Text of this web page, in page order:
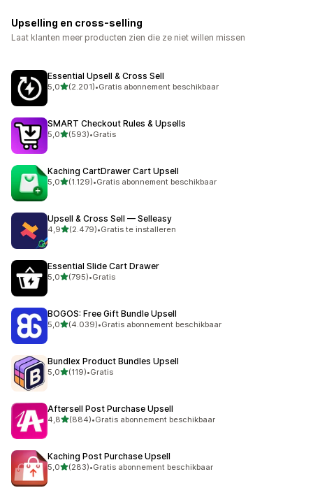
Upselling en cross-selling
Laat klanten meer producten zien die ze niet willen missen
Essential Upsell & Cross Sell
5,0van 5 sterren
(2.201)
2201 recensies in totaal
•Gratis abonnement beschikbaar
SMART Checkout Rules & Upsells
5,0van 5 sterren
(593)
593 recensies in totaal
•Gratis
Kaching CartDrawer Cart Upsell
5,0van 5 sterren
(1.129)
1129 recensies in totaal
•Gratis abonnement beschikbaar
Upsell & Cross Sell — Selleasy
4,9van 5 sterren
(2.479)
2479 recensies in totaal
•Gratis te installeren
Essential Slide Cart Drawer
5,0van 5 sterren
(795)
795 recensies in totaal
•Gratis
BOGOS: Free Gift Bundle Upsell
5,0van 5 sterren
(4.039)
4039 recensies in totaal
•Gratis abonnement beschikbaar
Bundlex Product Bundles Upsell
5,0van 5 sterren
(119)
119 recensies in totaal
•Gratis
Aftersell Post Purchase Upsell
4,8van 5 sterren
(884)
884 recensies in totaal
•Gratis abonnement beschikbaar
Kaching Post Purchase Upsell
5,0van 5 sterren
(283)
283 recensies in totaal
•Gratis abonnement beschikbaar